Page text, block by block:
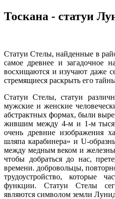
Тоскана - статуи
Статуи Стелы, найденные в
самое древнее и загадочное
восхищаются и изучают даже
стремящиеся раскрыть его
Статуи Стелы, статуи
мужские и женские
абстрактных формах, были
жившим между 4-м и 1-м
очень древние изображения
шляпа карабинера» и U-
между медным веком и
чтобы добраться до нас,
времени. добровольцы,
трудоустройство, которые
функции. Статуи Стелы
являются символом земли